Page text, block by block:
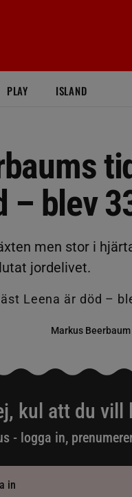
PLAY ISLAND
– blev
men stor i
jordelivet.
Markus
kul att du vill
- logga in,
in